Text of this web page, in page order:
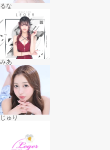
るな
みあ
じゅり